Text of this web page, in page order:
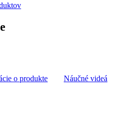
o produkte Náučné videá